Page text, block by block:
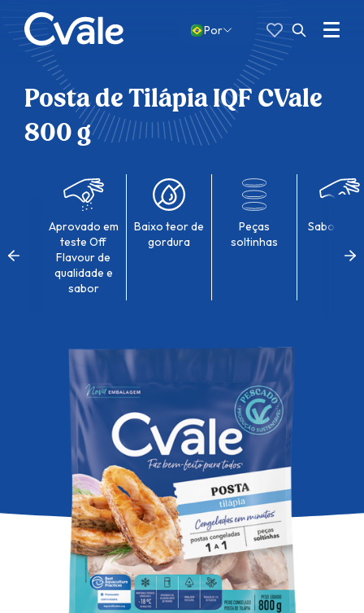
Por
por:
Abrir
Menu
Posta de Tilápia IQF CVale
800 g
Aprovado em
teste Off
Flavour de
qualidade e
sabor
Baixo teor de
gordura
Peças
soltinhas
Sabor